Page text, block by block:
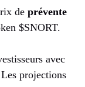
de prévente
$SNORT.
avec
projections